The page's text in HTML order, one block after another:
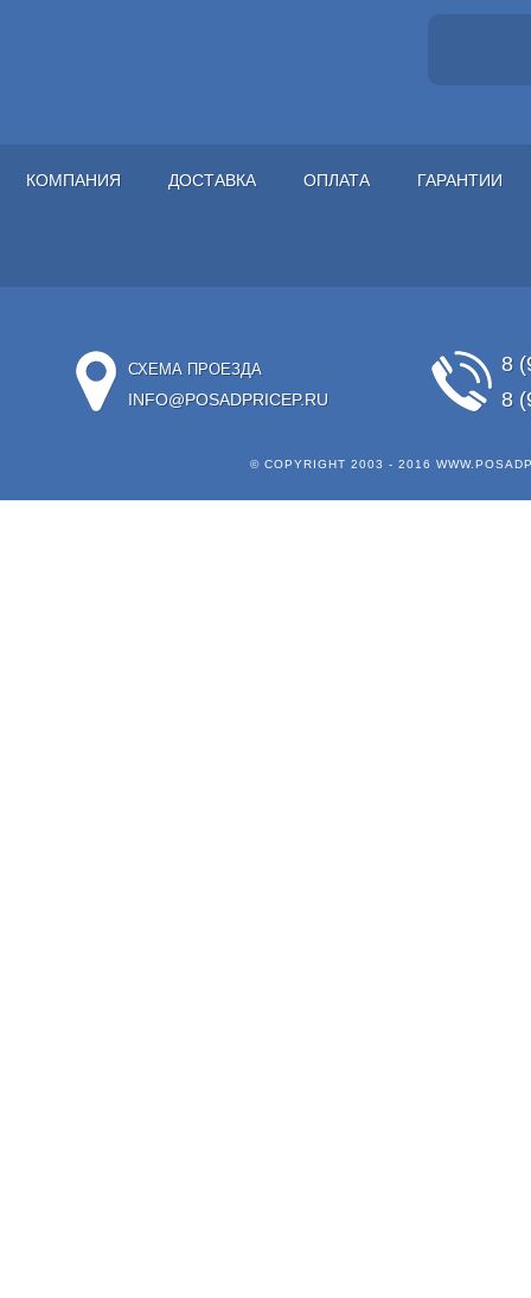
КОМПАНИЯ ДОСТАВКА ОПЛАТА ГАРАНТИИ
СХЕМА ПРОЕЗДА
INFO@POSADPRICEP.RU
8
8
© COPYRIGHT 2003 - 2016